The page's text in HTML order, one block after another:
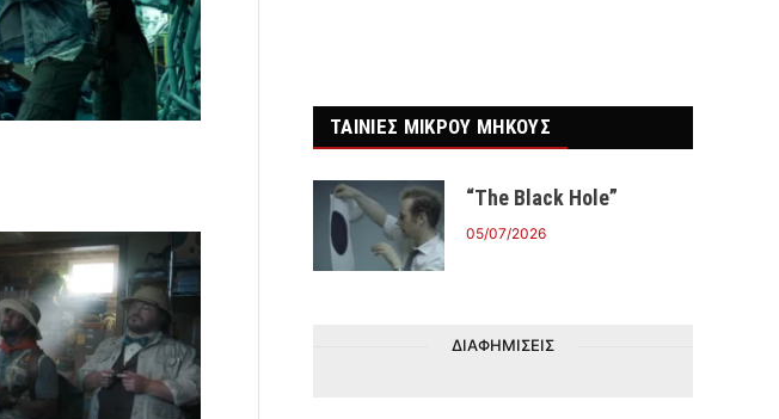
ΤΑΙΝΙΕΣ ΜΙΚΡΟΥ ΜΗΚΟΥΣ
“The Black Hole”
05/07/2026
ΔΙΑΦΗΜΙΣΕΙΣ